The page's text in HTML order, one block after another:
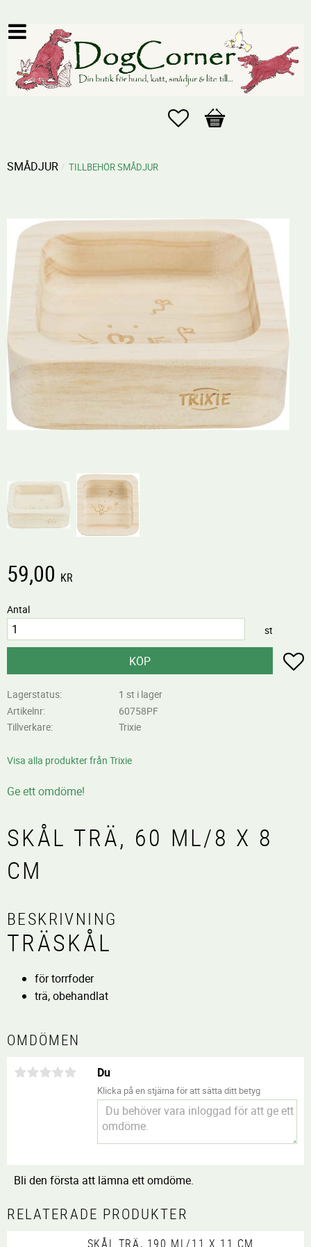
Favoriter
Kundvagn
SMÅDJUR TILLBEHÖR SMÅDJUR
59,00 KR
Antal
st
KÖP
Lagerstatus
1 st i lager
Artikelnr
60758PF
Tillverkare
Trixie
Visa alla produkter från Trixie
Ge ett omdöme!
SKÅL TRÄ, 60 ML/8 X 8
CM
BESKRIVNING
TRÄSKÅL
för torrfoder
trä, obehandlat
OMDÖMEN
Du
Klicka på en stjärna för att sätta ditt betyg
Bli den första att lämna ett omdöme.
RELATERADE PRODUKTER
SKÅL TRÄ, 190 ML/11 X 11 CM